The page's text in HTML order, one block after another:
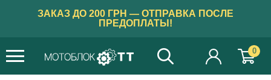
ЗАКАЗ ДО 200 ГРН — ОТПРАВКА ПОСЛЕ
ПРЕДОПЛАТЫ!
0